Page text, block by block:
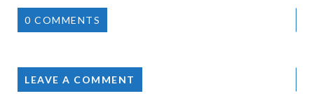
0 COMMENTS
LEAVE A COMMENT